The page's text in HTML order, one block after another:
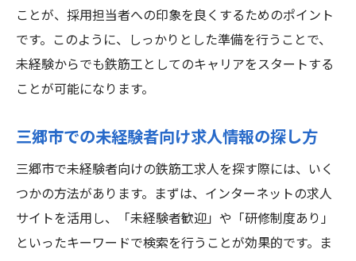
ことが、採用担当者への印象を良くするためのポイント
です。このように、しっかりとした準備を行うことで、
未経験からでも鉄筋工としてのキャリアをスタートする
ことが可能になります。
三郷市での未経験者向け求人情報の探し方
三郷市で未経験者向けの鉄筋工求人を探す際には、いく
つかの方法があります。まずは、インターネットの求人
サイトを活用し、「未経験者歓迎」や「研修制度あり」
といったキーワードで検索を行うことが効果的です。ま